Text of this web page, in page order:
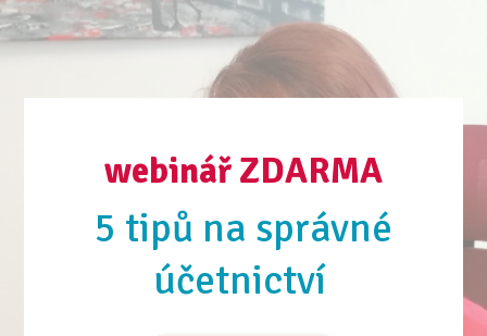
webinář ZDARMA
5 tipů na správné
účetnictví